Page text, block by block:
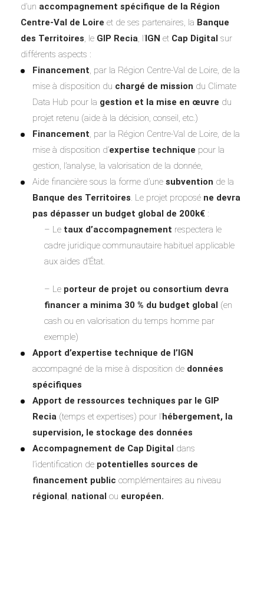
d’un accompagnement spécifique de la Région
Centre-Val de Loire et de ses partenaires, la Banque
des Territoires , le GIP Recia , l’IGN et Cap Digital sur
différents aspects :
Financement , par la Région Centre-Val de Loire, de la
mise à disposition du chargé de mission du Climate
Data Hub pour la gestion et la mise en œuvre du
projet retenu (aide à la décision, conseil, etc.)
Financement , par la Région Centre-Val de Loire, de la
mise à disposition d’expertise technique pour la
gestion, l’analyse, la valorisation de la donnée,
Aide financière sous la forme d’une subvention de la
Banque des Territoires . Le projet proposé ne devra
pas dépasser un budget global de 200k€ :
– Le taux d’accompagnement respectera le
cadre juridique communautaire habituel applicable
aux aides d’État.
– Le porteur de projet ou consortium devra
financer a minima 30 % du budget global (en
cash ou en valorisation du temps homme par
exemple)
Apport d’expertise technique de l’IGN
accompagné de la mise à disposition de données
spécifiques
Apport de ressources techniques par le GIP
Recia (temps et expertises) pour l’hébergement, la
supervision, le stockage des données
Accompagnement de Cap Digital dans
l’identification de potentielles sources de
financement public complémentaires au niveau
régional national ou européen.